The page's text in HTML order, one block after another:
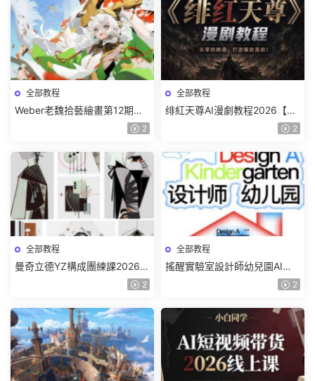
全部教程
Weber老魏拾藝繪畫第12期角
色特訓班【畫質不錯隻有視
2
全部教程
绯紅天尊AI漫劇教程2026【畫
2
全部教程
曼奇立德YZ構成團練課2026年
8月已結課【畫質高清有課件】
2
全部教程
搖醒實驗室設計師幼兒園AI軟
件基礎課2025【畫質不錯有素
2